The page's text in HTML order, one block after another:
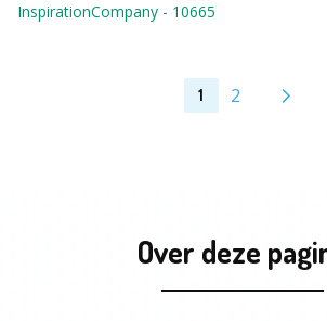
InspirationCompany - 10665
1 2
Over deze